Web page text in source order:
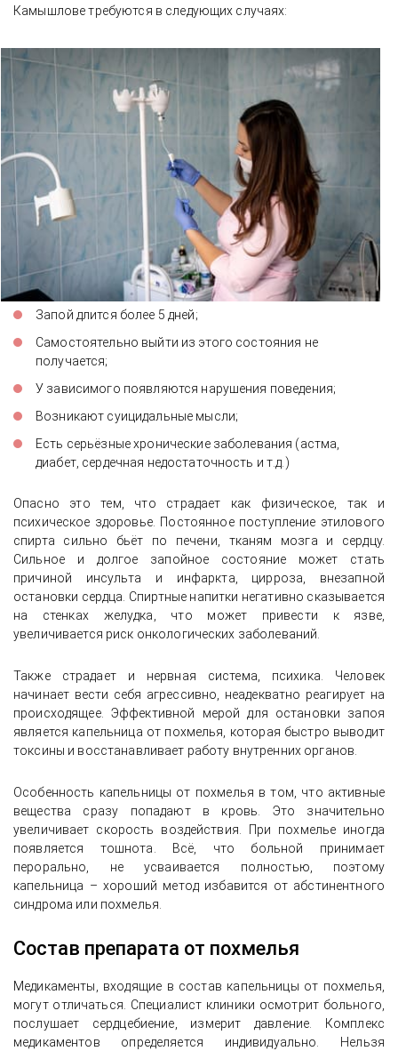
Камышлове требуются в следующих случаях:
Запой длится более 5 дней;
Самостоятельно выйти из этого состояния не
получается;
У зависимого появляются нарушения поведения;
Возникают суицидальные мысли;
Есть серьёзные хронические заболевания (астма,
диабет, сердечная недостаточность и т.д.)
Опасно это тем, что страдает как физическое, так и
психическое здоровье. Постоянное поступление этилового
спирта сильно бьёт по печени, тканям мозга и сердцу.
Сильное и долгое запойное состояние может стать
причиной инсульта и инфаркта, цирроза, внезапной
остановки сердца. Спиртные напитки негативно сказывается
на стенках желудка, что может привести к язве,
увеличивается риск онкологических заболеваний.
Также страдает и нервная система, психика. Человек
начинает вести себя агрессивно, неадекватно реагирует на
происходящее. Эффективной мерой для остановки запоя
является капельница от похмелья, которая быстро выводит
токсины и восстанавливает работу внутренних органов.
Особенность капельницы от похмелья в том, что активные
вещества сразу попадают в кровь. Это значительно
увеличивает скорость воздействия. При похмелье иногда
появляется тошнота. Всё, что больной принимает
перорально, не усваивается полностью, поэтому
капельница – хороший метод избавится от абстинентного
синдрома или похмелья.
Состав препарата от похмелья
Медикаменты, входящие в состав капельницы от похмелья,
могут отличаться. Специалист клиники осмотрит больного,
послушает сердцебиение, измерит давление. Комплекс
медикаментов определяется индивидуально. Нельзя